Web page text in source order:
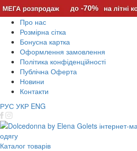
Про нас
Розмірна сітка
Бонусна картка
Оформлення замовлення
Політика конфіденційності
Публічна Оферта
Новини
Контакти
РУС УКР ENG
Каталог товарів